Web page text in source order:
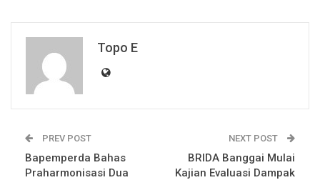
Topo E
PREV POST
Bapemperda Bahas
Praharmonisasi Dua
NEXT POST
BRIDA Banggai Mulai
Kajian Evaluasi Dampak